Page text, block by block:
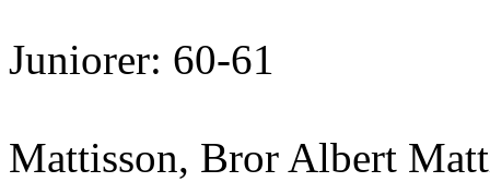
Juniorer: 60-61
Mattisson, Bror Albert